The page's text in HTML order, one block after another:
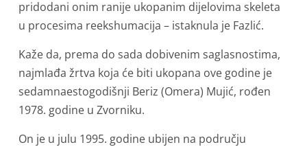
pridodani onim ranije ukopanim dijelovima skeleta
u procesima reekshumacija – istaknula je Fazlić.
Kaže da, prema do sada dobivenim saglasnostima,
najmlađa žrtva koja će biti ukopana ove godine je
sedamnaestogodišnji Beriz (Omera) Mujić, rođen
1978. godine u Zvorniku.
On je u julu 1995. godine ubijen na području